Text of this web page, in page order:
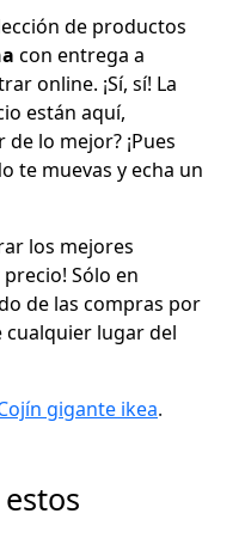
de productos
con entrega a
online. ¡Sí, sí! La
están aquí,
lo mejor? ¡Pues
te muevas y echa un
los mejores
Sólo en
de las compras por
cualquier lugar del
gigante ikea.